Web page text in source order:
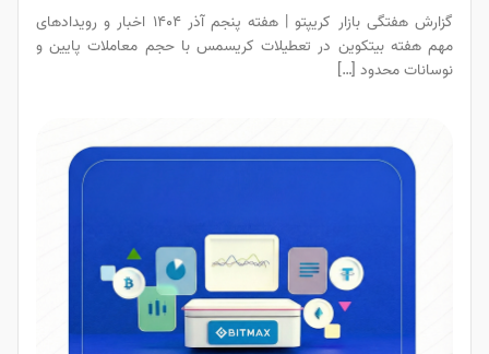
گزارش هفتگی بازار کریپتو | هفته پنجم آذر ۱۴۰۴ اخبار و رویدادهای
مهم هفته بیتکوین در تعطیلات کریسمس با حجم معاملات پایین و
نوسانات محدود […]